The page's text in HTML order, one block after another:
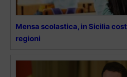
Mensa scolastica, in Sicilia
regioni